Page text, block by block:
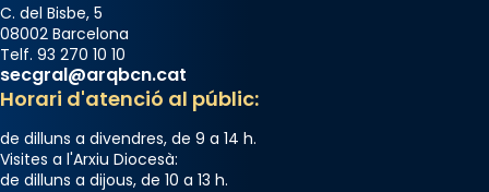
C. del Bisbe, 5
08002 Barcelona
Telf. 93 270 10 10
secgral@arqbcn.cat
Horari d'atenció al públic:
de dilluns a divendres, de 9 a 14 h.
Visites a l'Arxiu Diocesà:
de dilluns a dijous, de 10 a 13 h.